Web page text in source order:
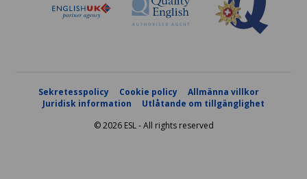
Sekretesspolicy Cookie policy
Allmänna villkor
Juridisk information
Utlåtande om tillgänglighet
© 2026 ESL - All rights reserved